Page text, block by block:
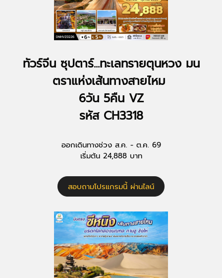
ทัวร์จีน ซุปตาร์...ทะเลทรายตุนหวง มน
ตราแห่งเส้นทางสายไหม
6วัน 5คืน VZ
รหัส CH3318
ออกเดินทางช่วง ส.ค. - ต.ค. 69
เริ่มต้น 24,888 บาท
สอบถามโปรแกรมนี้ ผ่านไลน์